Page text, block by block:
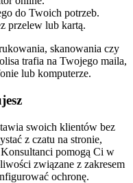
do Twoich potrzeb.
przelew lub kartą.
skanowania czy
trafia na Twojego maila,
lub komputerze.
swoich klientów bez
z czatu na stronie,
pomogą Ci w
związane z zakresem
ochronę.